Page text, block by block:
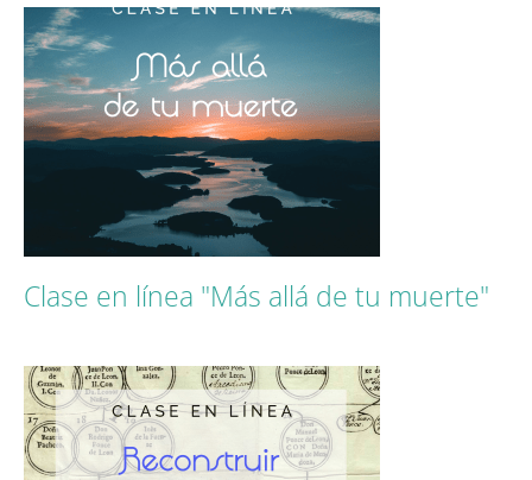
Clase en línea "Más allá de tu muerte"